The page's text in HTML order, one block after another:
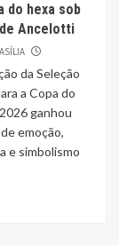
do hexa sob
Ancelotti
da Seleção
a Copa do
ganhou
emoção,
e simbolismo